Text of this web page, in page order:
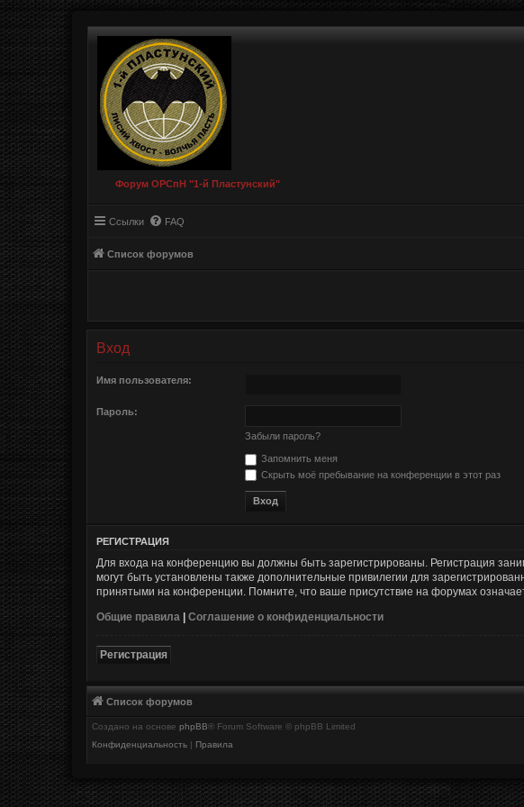
Форум ОРСпН "1-й Пластунский"
Ссылки FAQ
Список форумов
Вход
Имя пользователя:
Пароль:
Забыли пароль?
Запомнить меня
Скрыть моё пребывание на конференции в этот раз
РЕГИСТРАЦИЯ
Для входа на конференцию вы должны быть зарегистрированы. Регистрация
могут быть установлены также дополнительные привилегии для
принятыми на конференции. Помните, что ваше присутствие на форумах
Общие правила | Соглашение о конфиденциальности
Регистрация
Список форумов
Создано на основе phpBB® Forum Software © phpBB Limited
Конфиденциальность | Правила